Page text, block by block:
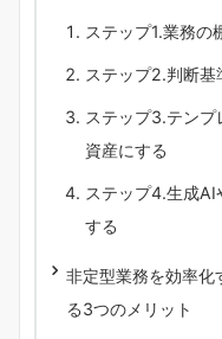
ステップ1.業務の
ステップ2.判断基
ステップ3.テンプ
資産にする
ステップ4.生成AI
する
非定型業務を効率化
る3つのメリット